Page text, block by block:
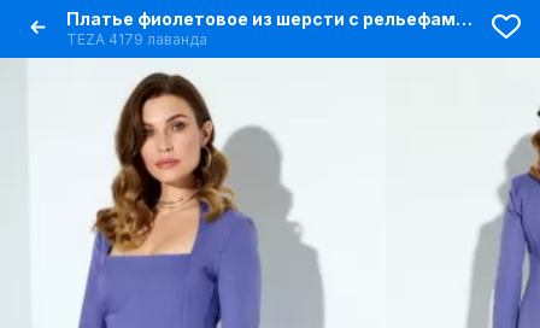
Платье фиолетовое из шерсти с рельефами и воротником-стойкой
TEZA 4179 лаванда